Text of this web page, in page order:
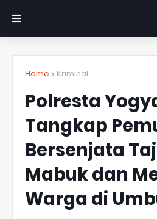
Home Kriminal
Polresta
Tangkap
Bersenjata
Mabuk dan
Warga di